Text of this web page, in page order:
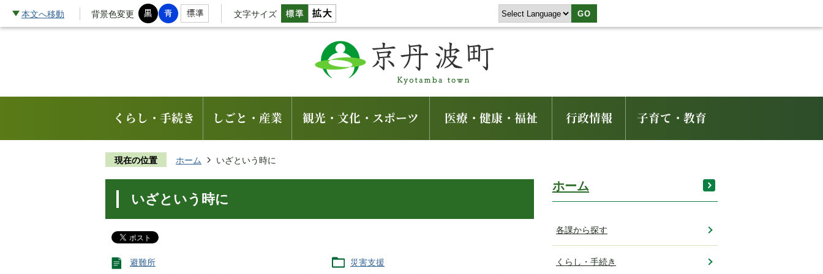
本文へ移動 背景色変更 文字サイズ GO
くらし・手続き しごと・産業 観光・文化・スポーツ 医療・健康・福祉 行政情報 子育て・教育
現在の位置 ホーム いざという時に
いざという時に
避難所 災害支援
ホーム
各課から探す
くらし・手続き